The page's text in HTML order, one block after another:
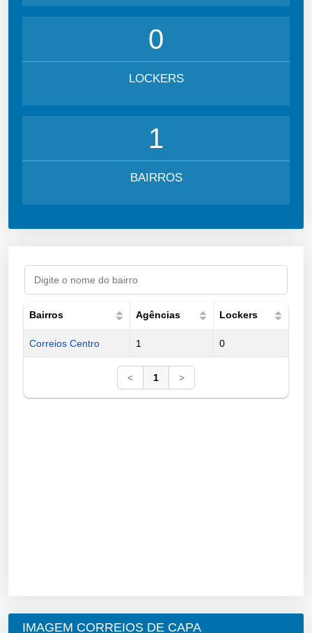
0
LOCKERS
1
BAIRROS
Bairros Agências Lockers
Correios Centro 1 0
< 1 >
IMAGEM CORREIOS DE CAPA